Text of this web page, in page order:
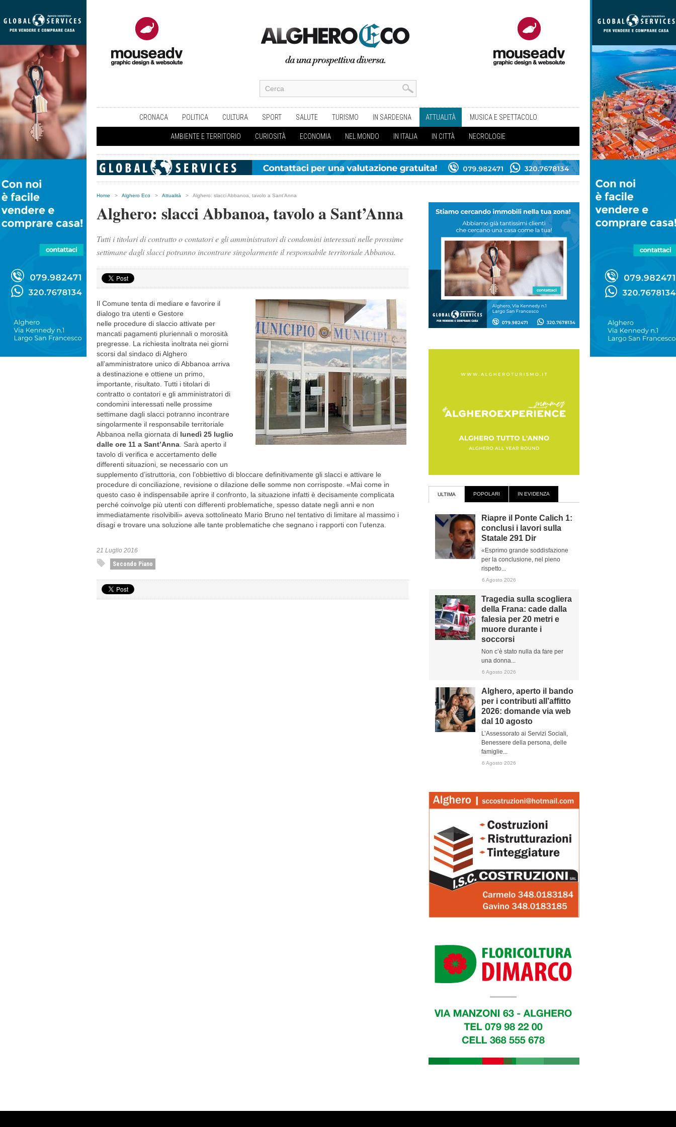
CRONACA POLITICA CULTURA SPORT SALUTE TURISMO IN SARDEGNA ATTUALITÀ MUSICA E SPETTACOLO
AMBIENTE E TERRITORIO CURIOSITÀ ECONOMIA NEL MONDO IN ITALIA IN CITTÀ NECROLOGIE
Home > Alghero Eco > Attualità > Alghero: slacci Abbanoa, tavolo a Sant’Anna
Alghero: slacci Abbanoa, tavolo a Sant’Anna
Tutti i titolari di contratto o contatori e gli amministratori di condomini interessati nelle prossime
settimane dagli slacci potranno incontrare singolarmente il responsabile territoriale Abbanoa.
Il Comune tenta di mediare e favorire il
dialogo tra utenti e Gestore
nelle procedure di slaccio attivate per
mancati pagamenti pluriennali o morosità
pregresse. La richiesta inoltrata nei giorni
scorsi dal sindaco di Alghero
all’amministratore unico di Abbanoa arriva
a destinazione e ottiene un primo,
importante, risultato. Tutti i titolari di
contratto o contatori e gli amministratori di
condomini interessati nelle prossime
settimane dagli slacci potranno incontrare
singolarmente il responsabile territoriale
Abbanoa nella giornata di lunedì 25 luglio
dalle ore 11 a Sant’Anna . Sarà aperto il
tavolo di verifica e accertamento delle
differenti situazioni, se necessario con un
supplemento d’istruttoria, con l’obbiettivo di bloccare definitivamente gli slacci e attivare le
procedure di conciliazione, revisione o dilazione delle somme non corrisposte. «Mai come in
questo caso è indispensabile aprire il confronto, la situazione infatti è decisamente complicata
perché coinvolge più utenti con differenti problematiche, spesso datate negli anni e non
immediatamente risolvibili» aveva sottolineato Mario Bruno nel tentativo di limitare al massimo i
disagi e trovare una soluzione alle tante problematiche che segnano i rapporti con l’utenza.
21 Luglio 2016
Secondo Piano
ULTIMA POPOLARI IN EVIDENZA
Riapre il Ponte Calich 1:
conclusi i lavori sulla
Statale 291 Dir
«Esprimo grande soddisfazione
per la conclusione, nel pieno
rispetto...
6 Agosto 2026
Tragedia sulla scogliera
della Frana: cade dalla
falesia per 20 metri e
muore durante i
soccorsi
Non c’è stato nulla da fare per
una donna...
6 Agosto 2026
Alghero, aperto il bando
per i contributi all’affitto
2026: domande via web
dal 10 agosto
L’Assessorato ai Servizi Sociali,
Benessere della persona, delle
famiglie...
6 Agosto 2026